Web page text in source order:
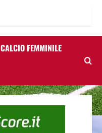
CALCIO FEMMINILE